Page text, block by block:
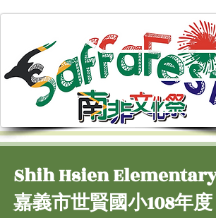
Shih Hsien
嘉義市世賢國小108年